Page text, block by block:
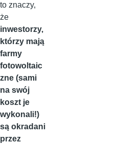
to znaczy,
że
inwestorzy,
którzy mają
farmy
fotowoltaic
zne (sami
na swój
koszt je
wykonali!)
są okradani
przez